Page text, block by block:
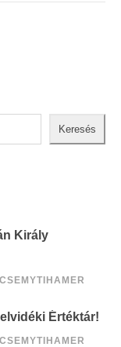
Keresés
Király
CSEMYTIHAMER
Értéktár!
CSEMYTIHAMER